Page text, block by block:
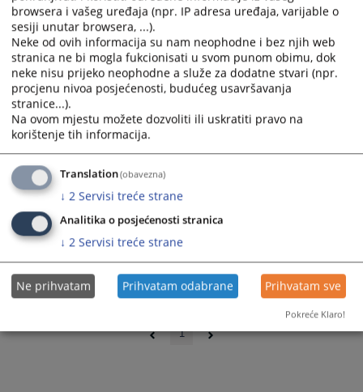
1
browsera i vašeg uređaja (npr. IP adresa uređaja, varijable o
sesiji unutar browsera, ...).
Neke od ovih informacija su nam neophodne i bez njih web
stranica ne bi mogla fukcionisati u svom punom obimu, dok
neke nisu prijeko neophodne a služe za dodatne stvari (npr.
procjenu nivoa posjećenosti, budućeg usavršavanja
stranice...).
Na ovom mjestu možete dozvoliti ili uskratiti pravo na
korištenje tih informacija.
Translation(obavezna)
↓ 2 Servisi treće strane
Analitika o posjećenosti stranica
↓ 2 Servisi treće strane
Ne prihvatam Prihvatam odabrane Prihvatam sve
Pokreće Klaro!